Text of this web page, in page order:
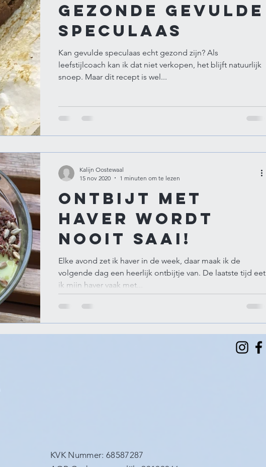
Gezonde gevulde
speculaas
Kan gevulde speculaas echt gezond zijn? Als
leefstijlcoach kan ik dat niet verkopen, het blijft natuurlijk
snoep. Maar dit recept is wel...
Ontbijt met
haver wordt
nooit saai!
Elke avond zet ik haver in de week, daar maak ik de
volgende dag een heerlijk ontbijtje van. De laatste tijd eet
ik mijn haver vaak met...
Kalijn Oostewaal
15 nov 2020
1 minuten om te lezen
KVK Nummer: 68587287